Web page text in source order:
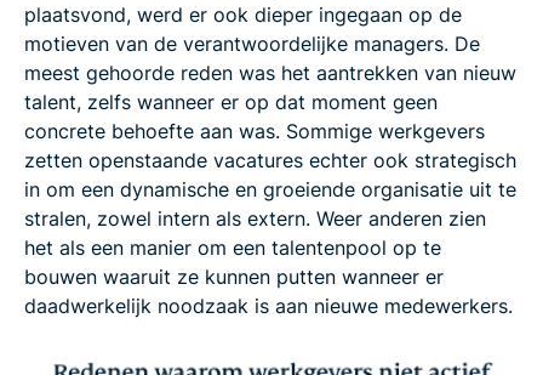
plaatsvond, werd er ook dieper ingegaan op de
motieven van de verantwoordelijke managers. De
meest gehoorde reden was het aantrekken van nieuw
talent, zelfs wanneer er op dat moment geen
concrete behoefte aan was. Sommige werkgevers
zetten openstaande vacatures echter ook strategisch
in om een dynamische en groeiende organisatie uit te
stralen, zowel intern als extern. Weer anderen zien
het als een manier om een talentenpool op te
bouwen waaruit ze kunnen putten wanneer er
daadwerkelijk noodzaak is aan nieuwe medewerkers.